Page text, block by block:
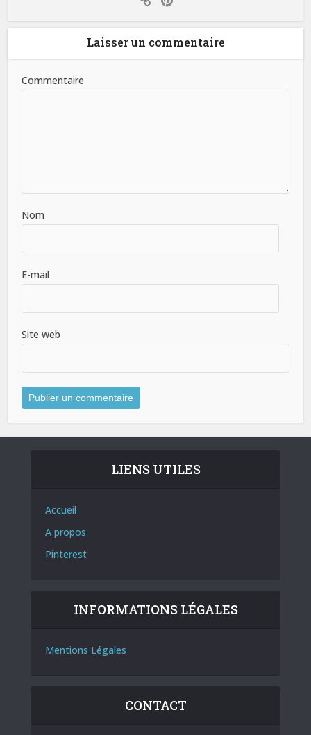
Laisser un commentaire
Commentaire
Nom
E-mail
Site web
LIENS UTILES
Accueil
A propos
Pinterest
INFORMATIONS LÉGALES
Mentions Légales
CONTACT